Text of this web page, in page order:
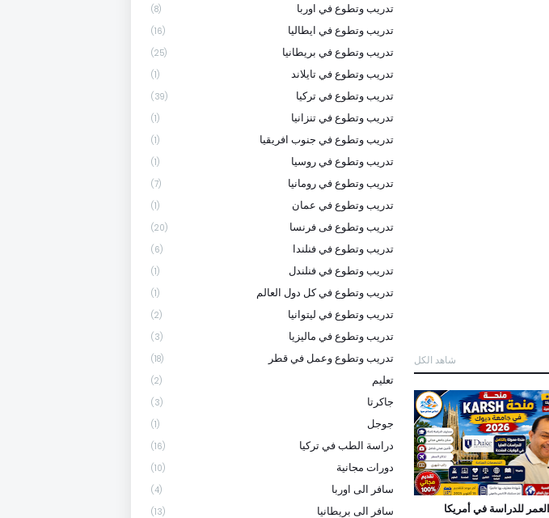
شاهد الكل
للدراسة في أمريكا
تدريب وتطوع في اوربا (8)
تدريب وتطوع في ايطاليا (16)
تدريب وتطوع في بريطانيا (25)
تدريب وتطوع في تايلاند (1)
تدريب وتطوع في تركيا (39)
تدريب وتطوع في تنزانيا (1)
تدريب وتطوع في جنوب افريقيا (1)
تدريب وتطوع في روسيا (1)
تدريب وتطوع في رومانيا (7)
تدريب وتطوع في عمان (1)
تدريب وتطوع فى فرنسا (20)
تدريب وتطوع في فنلندا (6)
تدريب وتطوع في فنلندل (1)
تدريب وتطوع في كل دول العالم (1)
تدريب وتطوع في ليتوانيا (2)
تدريب وتطوع في ماليزيا (3)
تدريب وتطوع وعمل في قطر (18)
تعليم (2)
جاكرتا (3)
جوجل (1)
دراسة الطب في تركيا (16)
دورات مجانية (10)
سافر الى اوربا (4)
سافر الى بريطانيا (13)